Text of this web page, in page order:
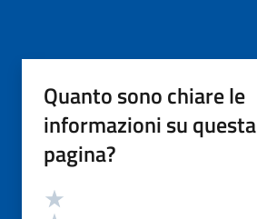
Quanto sono chiare le
informazioni su questa
pagina?
Valutazione